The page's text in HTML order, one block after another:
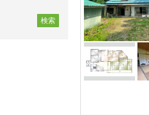
検索